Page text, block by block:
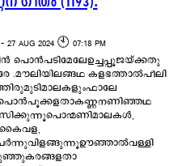
- 27 AUG 2024 🕙 07:18 PM
പൊൻപടിമേലേഉച്ചപ്പൂജയ്ക്കതു
കളഭത്താൽപീലി